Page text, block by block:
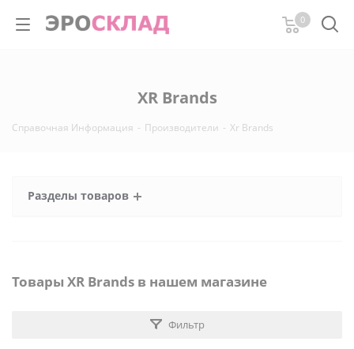
0
XR Brands
Справочная Информация - Производители - Xr Brands
Разделы товаров
Товары XR Brands в нашем магазине
Фильтр